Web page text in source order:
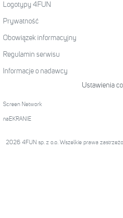
Logotypy 4FUN
Prywatność
Obowiązek informacyjny
Regulamin serwisu
Informacje o nadawcy
Ustawienia
Screen Network
naEKRANIE
2026 4FUN sp. z o.o. Wszelkie prawa